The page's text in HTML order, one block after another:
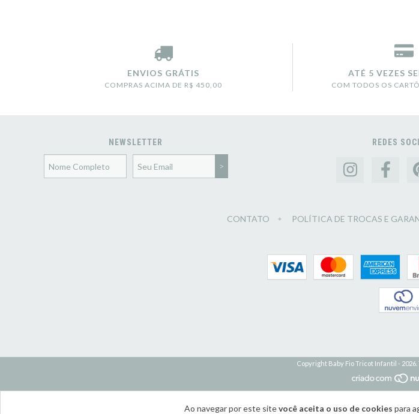
Ao navegar por este sitevocê aceita o uso de cookies para
ENVIOS GRÁTIS
COMPRAS ACIMA DE R$ 450,00
ATÉ 5 VEZES
COM TODOS OS
NEWSLETTER REDES
CONTATO POLÍTICA DE TROCAS E
Copyright Baby Fio Tricot Infantil -